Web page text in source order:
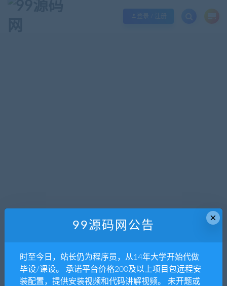
暂无内容
抱歉，没有找到您需要的文章，可以搜索看看
×
99源码网公告
时至今日，站长仍为程序员，从14年大学开始代做
毕设/课设。 承诺平台价格200及以上项目包远程安
装配置，提供安装视频和代码讲解视频。 未开题或